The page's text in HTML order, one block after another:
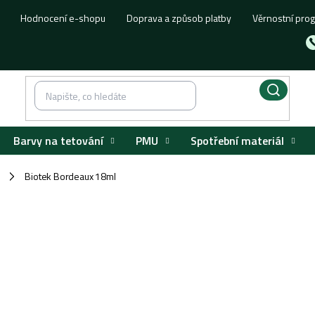
Hodnocení e-shopu Doprava a způsob platby Věrnostní
Barvy na tetování PMU Spotřební materiál
/ Biotek Bordeaux 18ml